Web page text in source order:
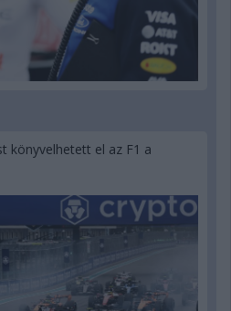
könyvelhetett el az F1 a